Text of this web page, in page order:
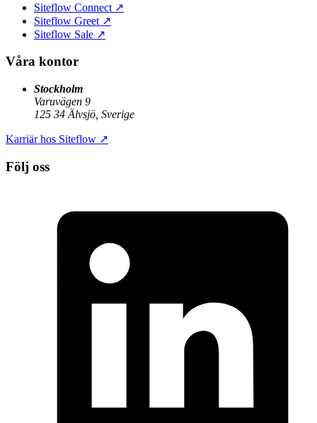
Siteflow Connect ↗
Siteflow Greet ↗
Siteflow Sale ↗
Våra kontor
Stockholm
Varuvägen 9
125 34 Älvsjö, Sverige
Karriär hos Siteflow ↗
Följ oss